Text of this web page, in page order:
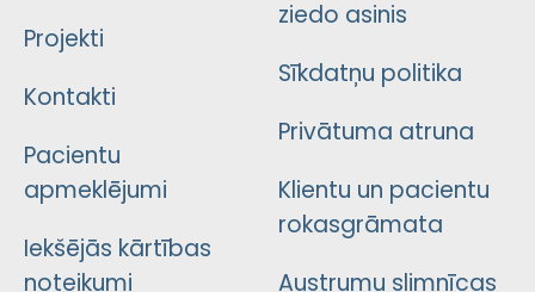
Projekti
Kontakti
Pacientu
apmeklējumi
Iekšējās kārtības
noteikumi
ziedo asinis
Sīkdatņu politika
Privātuma atruna
Klientu un pacientu
rokasgrāmata
Austrumu slimnīcas